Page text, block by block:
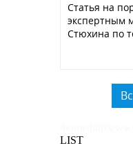
Статья на
экспертным
Стюхина по
окружающей
пластика.
LIST